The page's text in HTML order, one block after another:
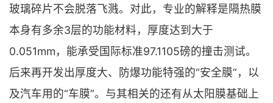
玻璃碎片不会脱落飞溅。对此，专业的解释是隔热膜
本身有多余3层的功能材料，厚度达到大于
0.051mm，能承受国际标准97.1105磅的撞击测试。
后来再开发出厚度大、防爆功能特强的“安全膜”，以
及汽车用的“车膜”。与其相关的还有从太阳膜基础上